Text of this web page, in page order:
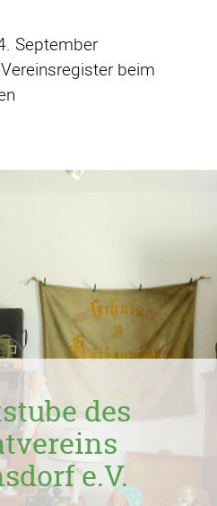
September
beim
des
e.V.